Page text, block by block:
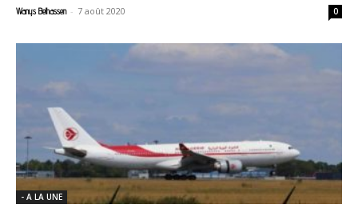
Wanys Belhassen - 7 août 2020 0
- A LA UNE